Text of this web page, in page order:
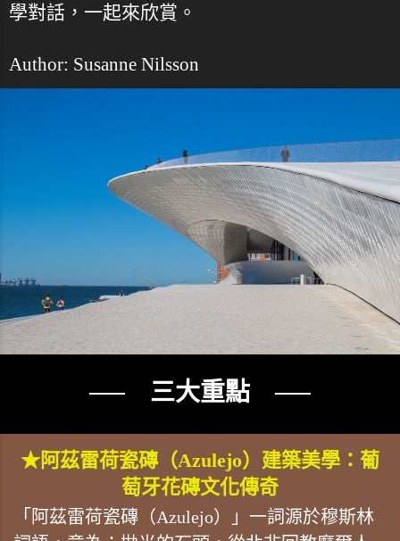
學對話，一起來欣賞。
Author: Susanne Nilsson
── 三大重點 ──
★阿茲雷荷瓷磚（Azulejo）建築美學：葡
萄牙花磚文化傳奇
「阿茲雷荷瓷磚（Azulejo）」一詞源於穆斯林